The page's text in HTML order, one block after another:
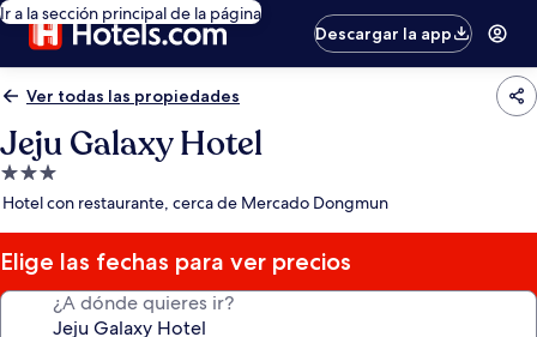
Ir a la sección principal de la página
Descargar la app
Ver todas las propiedades
Jeju Galaxy Hotel
Propiedad
de
estrellas
Hotel con restaurante, cerca de Mercado Dongmun
Elige las fechas para ver precios
¿A dónde quieres ir?